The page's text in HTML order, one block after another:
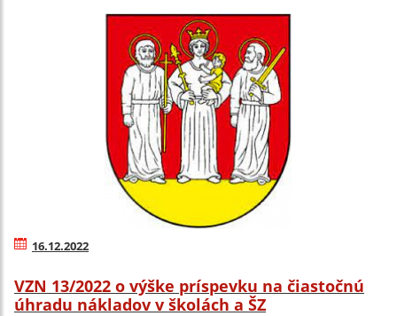
16.12.2022
VZN 13/2022 o výške príspevku na čiastočnú
úhradu nákladov v školách a ŠZ